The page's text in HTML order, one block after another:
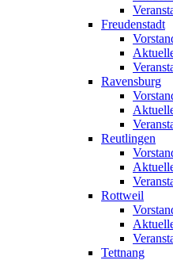
Freudenstadt
Ravensburg
Reutlingen
Rottweil
Tettnang